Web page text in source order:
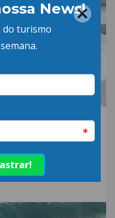
entre
e